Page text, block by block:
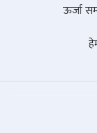
ऊर्जा